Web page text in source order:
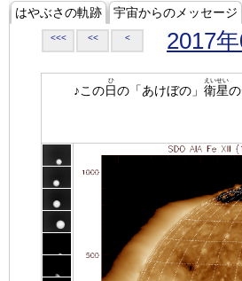
はやぶさの軌跡 宇宙からのメッセージ
<<< << < 2017年
♪この日
ひ
の「あけぼの」 衛星
えいせい